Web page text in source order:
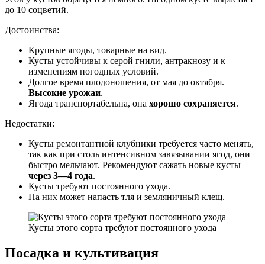
до 10 соцветий.
Достоинства:
Крупные ягоды, товарные на вид.
Кусты устойчивы к серой гнили, антракнозу и к
изменениям погодных условий.
Долгое время плодоношения, от мая до октября.
Высокие урожаи.
Ягода транспортабельна, она хорошо сохраняется.
Недостатки:
Кусты ремонтантной клубники требуется часто менять,
так как при столь интенсивном завязывании ягод, они
быстро мельчают. Рекомендуют сажать новые кусты
через 3—4 года.
Кусты требуют постоянного ухода.
На них может напасть тля и земляничный клещ.
Кусты этого сорта требуют постоянного ухода
Посадка и культивация